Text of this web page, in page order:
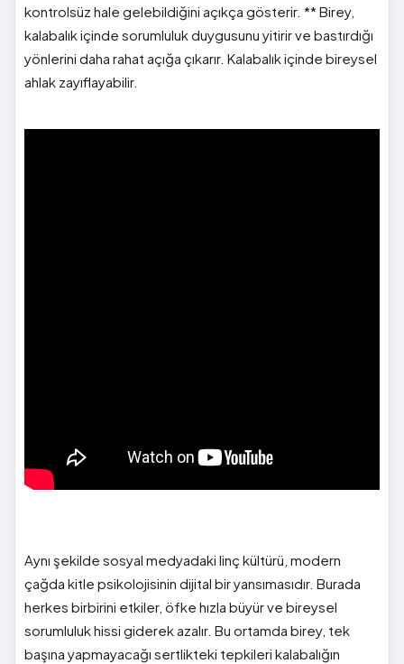
kontrolsüz hale gelebildiğini açıkça gösterir. ** Birey,
kalabalık içinde sorumluluk duygusunu yitirir ve bastırdığı
yönlerini daha rahat açığa çıkarır. Kalabalık içinde bireysel
ahlak zayıflayabilir.
Aynı şekilde sosyal medyadaki linç kültürü, modern
çağda kitle psikolojisinin dijital bir yansımasıdır. Burada
herkes birbirini etkiler, öfke hızla büyür ve bireysel
sorumluluk hissi giderek azalır. Bu ortamda birey, tek
başına yapmayacağı sertlikteki tepkileri kalabalığın